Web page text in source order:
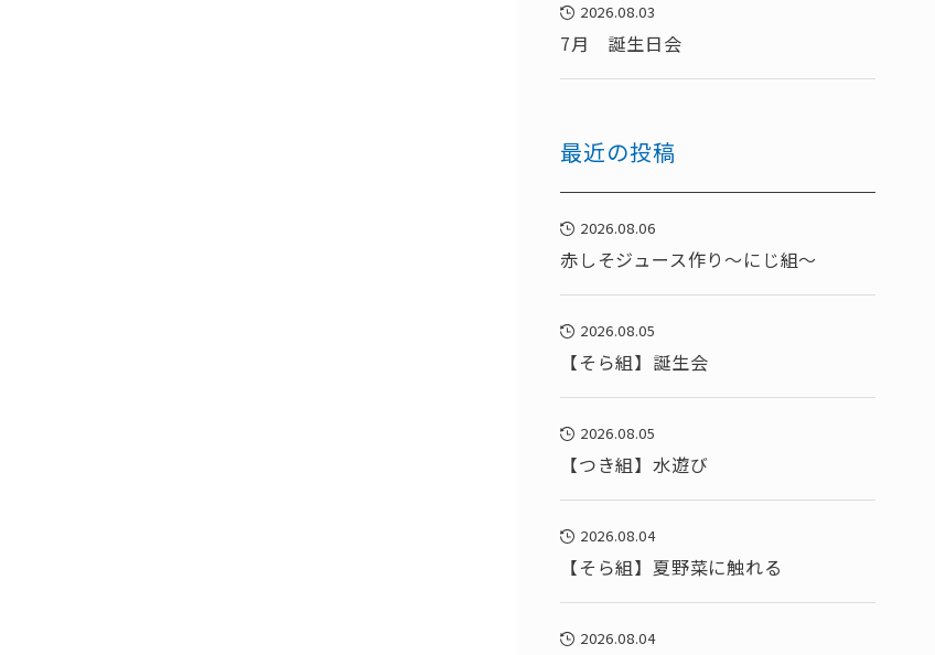
2026.08.03
7月 誕生日会
最近の投稿
2026.08.06
赤しそジュース作り～にじ組～
2026.08.05
【そら組】誕生会
2026.08.05
【つき組】水遊び
2026.08.04
【そら組】夏野菜に触れる
2026.08.04